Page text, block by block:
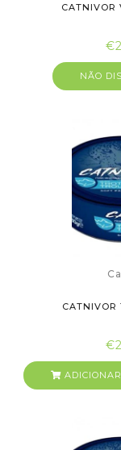
CATNIVOR
NÃO
CATNIVOR